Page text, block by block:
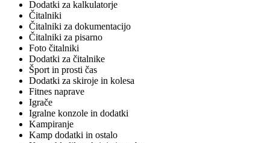
Dodatki za kalkulatorje
Čitalniki
Čitalniki za dokumentacijo
Čitalniki za pisarno
Foto čitalniki
Dodatki za čitalnike
Šport in prosti čas
Dodatki za skiroje in kolesa
Fitnes naprave
Igrače
Igralne konzole in dodatki
Kampiranje
Kamp dodatki in ostalo